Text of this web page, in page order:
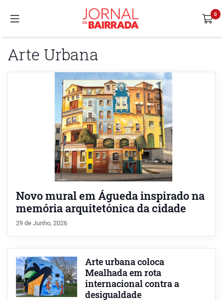
Arte Urbana
Novo mural em Águeda inspirado na
memória arquitetónica da cidade
29 de Junho, 2026
Arte urbana coloca
Mealhada em rota
internacional contra a
desigualdade